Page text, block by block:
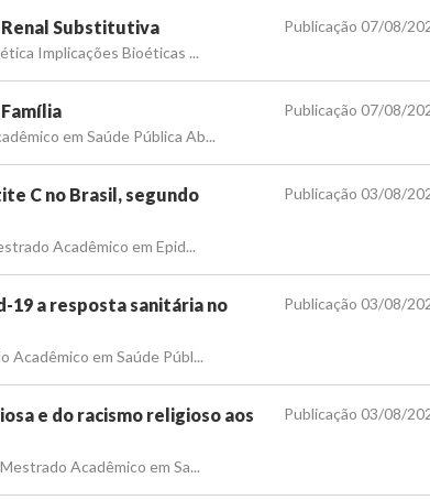
Renal Substitutiva
Implicações Bioéticas ...
Publicação 07/08/
em Saúde Pública Ab...
Publicação 07/08/
C no Brasil, segundo
Acadêmico em Epid...
Publicação 03/08/
19 a resposta sanitária no
Acadêmico em Saúde Públ...
Publicação 03/08/
e do racismo religioso aos
Acadêmico em Sa...
Publicação 03/08/